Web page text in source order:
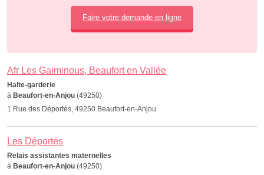
Faire votre demande en ligne
Afr Les Gaiminous, Beaufort en Vallée
Halte-garderie
à Beaufort-en-Anjou (49250)
1 Rue des Déportés, 49250 Beaufort-en-Anjou
Les Déportés
Relais assistantes maternelles
à Beaufort-en-Anjou (49250)